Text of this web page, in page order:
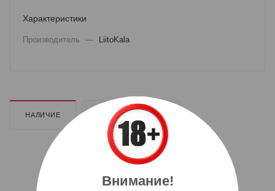
Характеристики
Производитель — LiitoKala
НАЛИЧИЕ ДОПОЛНИТЕЛЬНО
Внимание!